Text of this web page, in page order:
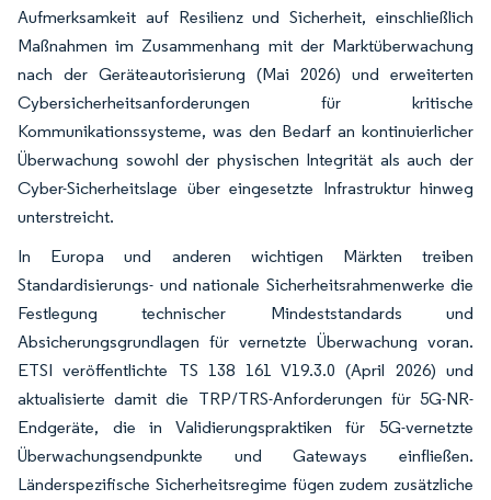
Aufmerksamkeit auf Resilienz und Sicherheit, einschließlich
Maßnahmen im Zusammenhang mit der Marktüberwachung
nach der Geräteautorisierung (Mai 2026) und erweiterten
Cybersicherheitsanforderungen für kritische
Kommunikationssysteme, was den Bedarf an kontinuierlicher
Überwachung sowohl der physischen Integrität als auch der
Cyber-Sicherheitslage über eingesetzte Infrastruktur hinweg
unterstreicht.
In Europa und anderen wichtigen Märkten treiben
Standardisierungs- und nationale Sicherheitsrahmenwerke die
Festlegung technischer Mindeststandards und
Absicherungsgrundlagen für vernetzte Überwachung voran.
ETSI veröffentlichte TS 138 161 V19.3.0 (April 2026) und
aktualisierte damit die TRP/TRS-Anforderungen für 5G-NR-
Endgeräte, die in Validierungspraktiken für 5G-vernetzte
Überwachungsendpunkte und Gateways einfließen.
Länderspezifische Sicherheitsregime fügen zudem zusätzliche